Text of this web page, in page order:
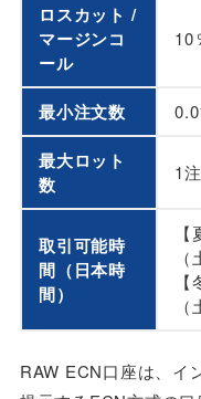
ロスカット /
マージンコ
ール
10
最小注文数
最大ロット
数
1
取引可能時
間（日本時
間）
RAW ECN口座は、イ